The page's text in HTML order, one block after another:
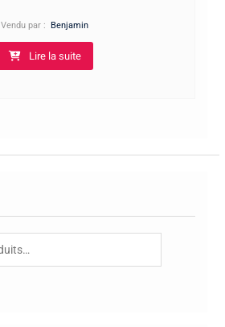
à
5,00€
Vendu par : Benjamin
Lire la suite